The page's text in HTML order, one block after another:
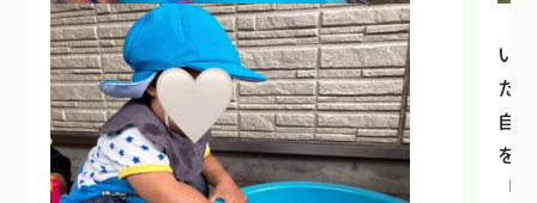
い
た。
自
を
「